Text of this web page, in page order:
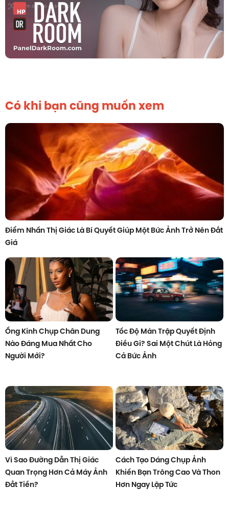
Có khi bạn cũng muốn xem
Điểm Nhấn Thị Giác Là Bí Quyết Giúp Một Bức Ảnh Trở Nên Đắt
Giá
Ống Kính Chụp Chân Dung
Nào Đáng Mua Nhất Cho
Người Mới?
Tốc Độ Màn Trập Quyết Định
Điều Gì? Sai Một Chút Là Hỏng
Cả Bức Ảnh
Vì Sao Đường Dẫn Thị Giác
Quan Trọng Hơn Cả Máy Ảnh
Đắt Tiền?
Cách Tạo Dáng Chụp Ảnh
Khiến Bạn Trông Cao Và Thon
Hơn Ngay Lập Tức